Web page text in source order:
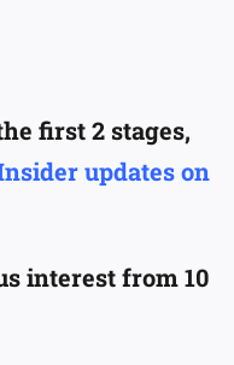
first 2 stages,
updates on
interest from 10